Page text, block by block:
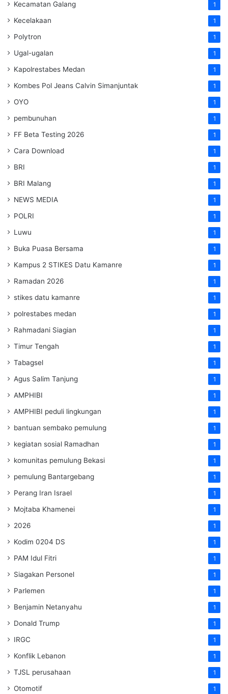
Kecamatan Galang 1
Kecelakaan 1
Polytron 1
Ugal-ugalan 1
Kapolrestabes Medan 1
Kombes Pol Jeans Calvin Simanjuntak 1
OYO 1
pembunuhan 1
FF Beta Testing 2026 1
Cara Download 1
BRI 1
BRI Malang 1
NEWS MEDIA 1
POLRI 1
Luwu 1
Buka Puasa Bersama 1
Kampus 2 STIKES Datu Kamanre 1
Ramadan 2026 1
stikes datu kamanre 1
polrestabes medan 1
Rahmadani Siagian 1
Timur Tengah 1
Tabagsel 1
Agus Salim Tanjung 1
AMPHIBI 1
AMPHIBI peduli lingkungan 1
bantuan sembako pemulung 1
kegiatan sosial Ramadhan 1
komunitas pemulung Bekasi 1
pemulung Bantargebang 1
Perang Iran Israel 1
Mojtaba Khamenei 1
2026 1
Kodim 0204 DS 1
PAM Idul Fitri 1
Siagakan Personel 1
Parlemen 1
Benjamin Netanyahu 1
Donald Trump 1
IRGC 1
Konflik Lebanon 1
TJSL perusahaan 1
Otomotif 1